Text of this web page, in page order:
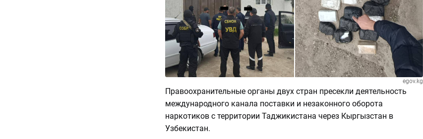
egov.kg
Правоохранительные органы двух стран пресекли деятельность
международного канала поставки и незаконного оборота
наркотиков с территории Таджикистана через Кыргызстан в
Узбекистан.